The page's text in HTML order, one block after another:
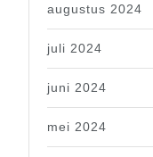
augustus 2024
juli 2024
juni 2024
mei 2024